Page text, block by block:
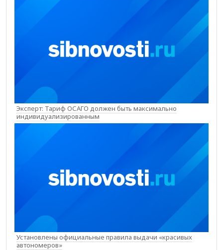
Эксперт: Тариф ОСАГО должен быть максимально
индивидуализированным
Установлены официальные правила выдачи «красивых
автономеров»